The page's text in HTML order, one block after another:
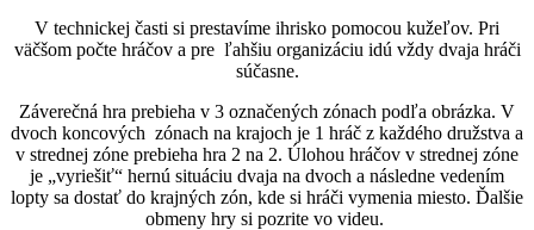
V technickej časti si prestavíme ihrisko pomocou kužeľov. Pri
väčšom počte hráčov a pre ľahšiu organizáciu idú vždy dvaja hráči
súčasne.
Záverečná hra prebieha v 3 označených zónach podľa obrázka. V
dvoch koncových zónach na krajoch je 1 hráč z každého družstva a
v strednej zóne prebieha hra 2 na 2. Úlohou hráčov v strednej zóne
je „vyriešiť“ hernú situáciu dvaja na dvoch a následne vedením
lopty sa dostať do krajných zón, kde si hráči vymenia miesto. Ďalšie
obmeny hry si pozrite vo videu.